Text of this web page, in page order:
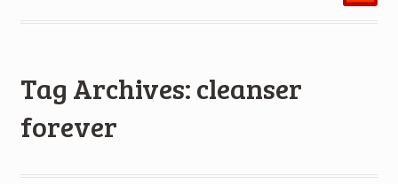
Tag Archives: cleanser
forever